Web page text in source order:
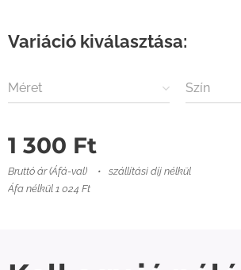
Variáció kiválasztása:
Méret Szín
1 300 Ft
Bruttó ár (Áfá-val)
szállítási díj nélkül
Áfa nélkül 1 024 Ft